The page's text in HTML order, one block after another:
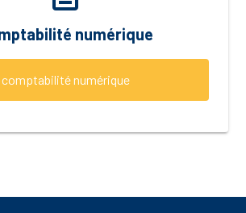
numérique
comptabilité numérique